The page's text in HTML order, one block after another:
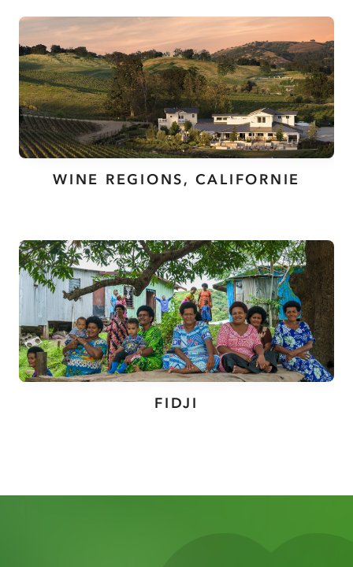
WINE REGIONS, CALIFORNIE
FIDJI